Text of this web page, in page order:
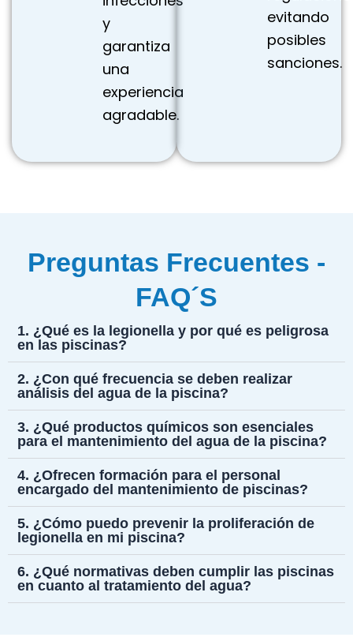
y
garantiza
una
experiencia
agradable.
evitando
posibles
sanciones.
Preguntas Frecuentes -
FAQ´S
1. ¿Qué es la legionella y por qué es peligrosa
en las piscinas?
2. ¿Con qué frecuencia se deben realizar
análisis del agua de la piscina?
3. ¿Qué productos químicos son esenciales
para el mantenimiento del agua de la piscina?
4. ¿Ofrecen formación para el personal
encargado del mantenimiento de piscinas?
5. ¿Cómo puedo prevenir la proliferación de
legionella en mi piscina?
6. ¿Qué normativas deben cumplir las piscinas
en cuanto al tratamiento del agua?